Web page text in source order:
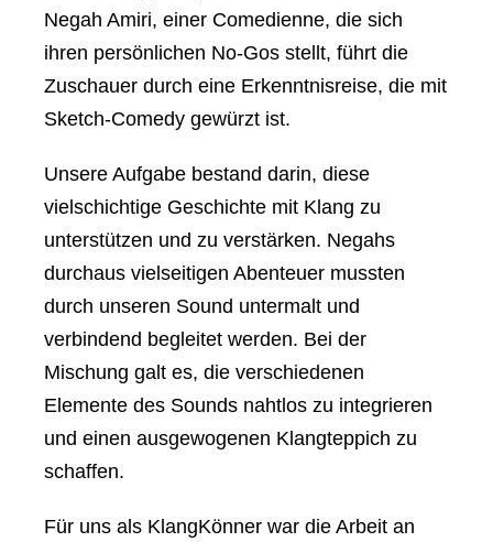
Negah Amiri, einer Comedienne, die sich
ihren persönlichen No-Gos stellt, führt die
Zuschauer durch eine Erkenntnisreise, die mit
Sketch-Comedy gewürzt ist.
Unsere Aufgabe bestand darin, diese
vielschichtige Geschichte mit Klang zu
unterstützen und zu verstärken. Negahs
durchaus vielseitigen Abenteuer mussten
durch unseren Sound untermalt und
verbindend begleitet werden. Bei der
Mischung galt es, die verschiedenen
Elemente des Sounds nahtlos zu integrieren
und einen ausgewogenen Klangteppich zu
schaffen.
Für uns als KlangKönner war die Arbeit an